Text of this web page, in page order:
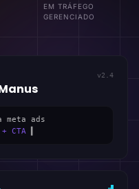
EM TRÁFEGO
GERENCIADO
v2.4
meta ads
CTA